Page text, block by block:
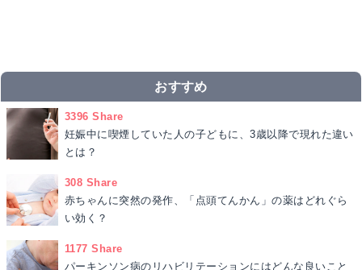
おすすめ
3396 Share
妊娠中に喫煙していた人の子どもに、3歳以降で現れた違い
とは？
308 Share
赤ちゃんに突然の発作、「点頭てんかん」の薬はどれぐら
い効く？
1177 Share
パーキンソン病のリハビリテーションにはどんな良いこと